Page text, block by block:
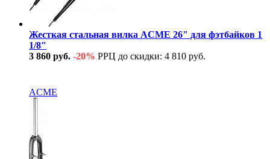
Жесткая стальная вилка ACME 26" для фэтбайков 1
1/8"
3 860 руб. -20% РРЦ до скидки: 4 810 руб.
ACME